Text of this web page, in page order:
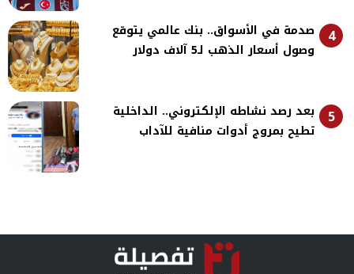
4
صدمة في الأسواق.. بنك عالمي يتوقع
وصول أسعار الذهب لـ5 آلاف دولار
5
بعد رصد نشاطه الإلكتروني.. الداخلية
تطيح بمروج أدوات منافية للآداب